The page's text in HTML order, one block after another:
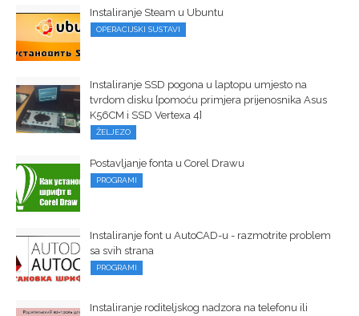
Instaliranje Steam u Ubuntu
OPERACIJSKI SUSTAVI
Instaliranje SSD pogona u laptopu umjesto na
tvrdom disku [pomoću primjera prijenosnika Asus
K56CM i SSD Vertexa 4]
ŽELJEZO
Postavljanje fonta u Corel Drawu
PROGRAMI
Instaliranje font u AutoCAD-u - razmotrite problem
sa svih strana
PROGRAMI
Instaliranje roditeljskog nadzora na telefonu ili